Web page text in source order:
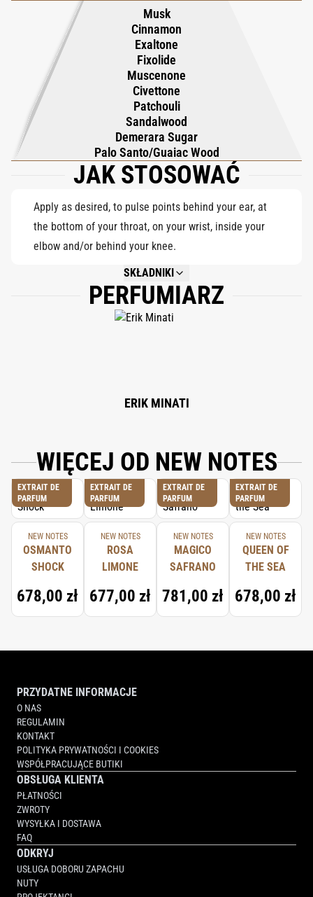
Musk
Cinnamon
Exaltone
Fixolide
Muscenone
Civettone
Patchouli
Sandalwood
Demerara Sugar
Palo Santo/Guaiac Wood
JAK STOSOWAĆ
Apply as desired, to pulse points behind your ear, at
the bottom of your throat, on your wrist, inside your
elbow and/or behind your knee.
SKŁADNIKI
NOT AVAILABLE.
PERFUMIARZ
ERIK MINATI
WIĘCEJ OD NEW NOTES
EXTRAIT DE
PARFUM
NEW NOTES
OSMANTO
SHOCK
678,00 zł
EXTRAIT DE
PARFUM
NEW NOTES
ROSA
LIMONE
677,00 zł
EXTRAIT DE
PARFUM
NEW NOTES
MAGICO
SAFRANO
781,00 zł
EXTRAIT DE
PARFUM
NEW NOTES
QUEEN OF
THE SEA
678,00 zł
PRZYDATNE INFORMACJE
O NAS
REGULAMIN
KONTAKT
POLITYKA PRYWATNOŚCI I COOKIES
WSPÓŁPRACUJĄCE BUTIKI
OBSŁUGA KLIENTA
PŁATNOŚCI
ZWROTY
WYSYŁKA I DOSTAWA
FAQ
ODKRYJ
USŁUGA DOBORU ZAPACHU
NUTY